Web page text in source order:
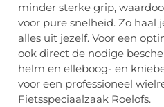
minder sterke grip,
voor pure snelheid. Zo haal
alles uit jezelf. Voor een
ook direct de nodige
helm en elleboog- en
voor een professioneel
Fietsspeciaalzaak Roelofs.